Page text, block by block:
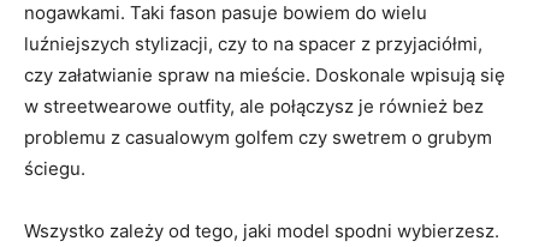
nogawkami. Taki fason pasuje bowiem do wielu
luźniejszych stylizacji, czy to na spacer z przyjaciółmi,
czy załatwianie spraw na mieście. Doskonale wpisują się
w streetwearowe outfity, ale połączysz je również bez
problemu z casualowym golfem czy swetrem o grubym
ściegu.
Wszystko zależy od tego, jaki model spodni wybierzesz.